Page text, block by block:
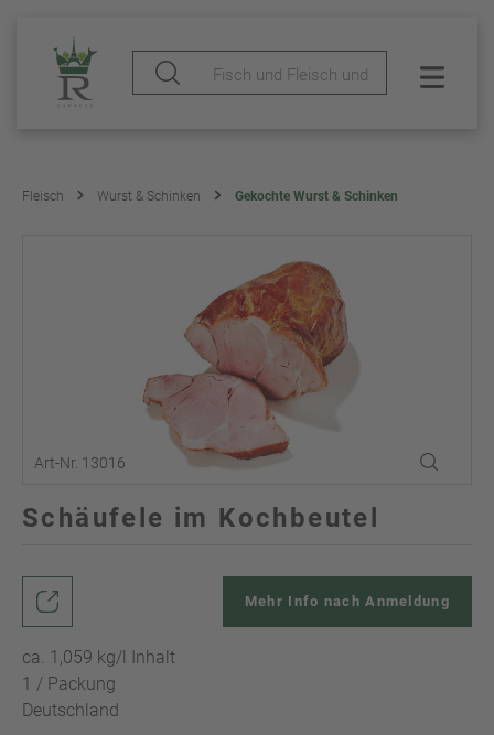
Fleisch Wurst & Schinken Gekochte Wurst & Schinken
Art-Nr. 13016
Schäufele im Kochbeutel
ca. 1,059 kg/l Inhalt
1 / Packung
Deutschland
Mehr Info nach Anmeldung